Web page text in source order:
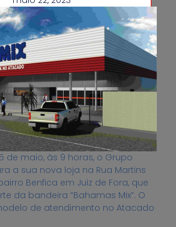
Confirmar
de maio, às 9 horas, o Grupo
a sua nova loja na Rua Martins
Benfica em Juiz de Fora, que
da bandeira “Bahamas Mix”. O
de atendimento no Atacado